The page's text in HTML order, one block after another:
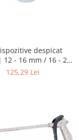
despicat
- 16 mm / 16 - 22
mm | 2 piese
125,29 Lei